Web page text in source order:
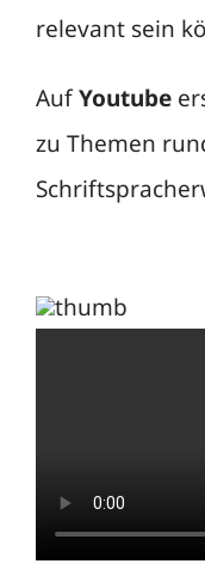
relevant sein
AufYoutube
zu Themen